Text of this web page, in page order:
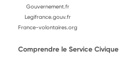
Gouvernement.fr
Legifrance.gouv.fr
France-volontaires.org
Comprendre le Service Civique